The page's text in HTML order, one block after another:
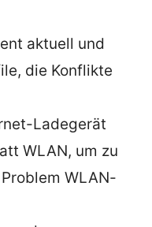
aktuell und
die Konflikte
Ladegerät
WLAN, um zu
WLAN-